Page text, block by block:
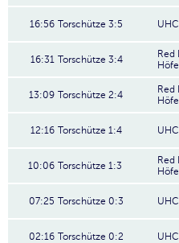
16:56 Torschütze 3:5
16:31 Torschütze 3:4
Red
Höfe
13:09 Torschütze 2:4
Red
Höfe
12:16 Torschütze 1:4
10:06 Torschütze 1:3
Red
Höfe
07:25 Torschütze 0:3
02:16 Torschütze 0:2